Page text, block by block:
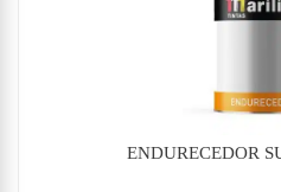
ENDURECEDOR